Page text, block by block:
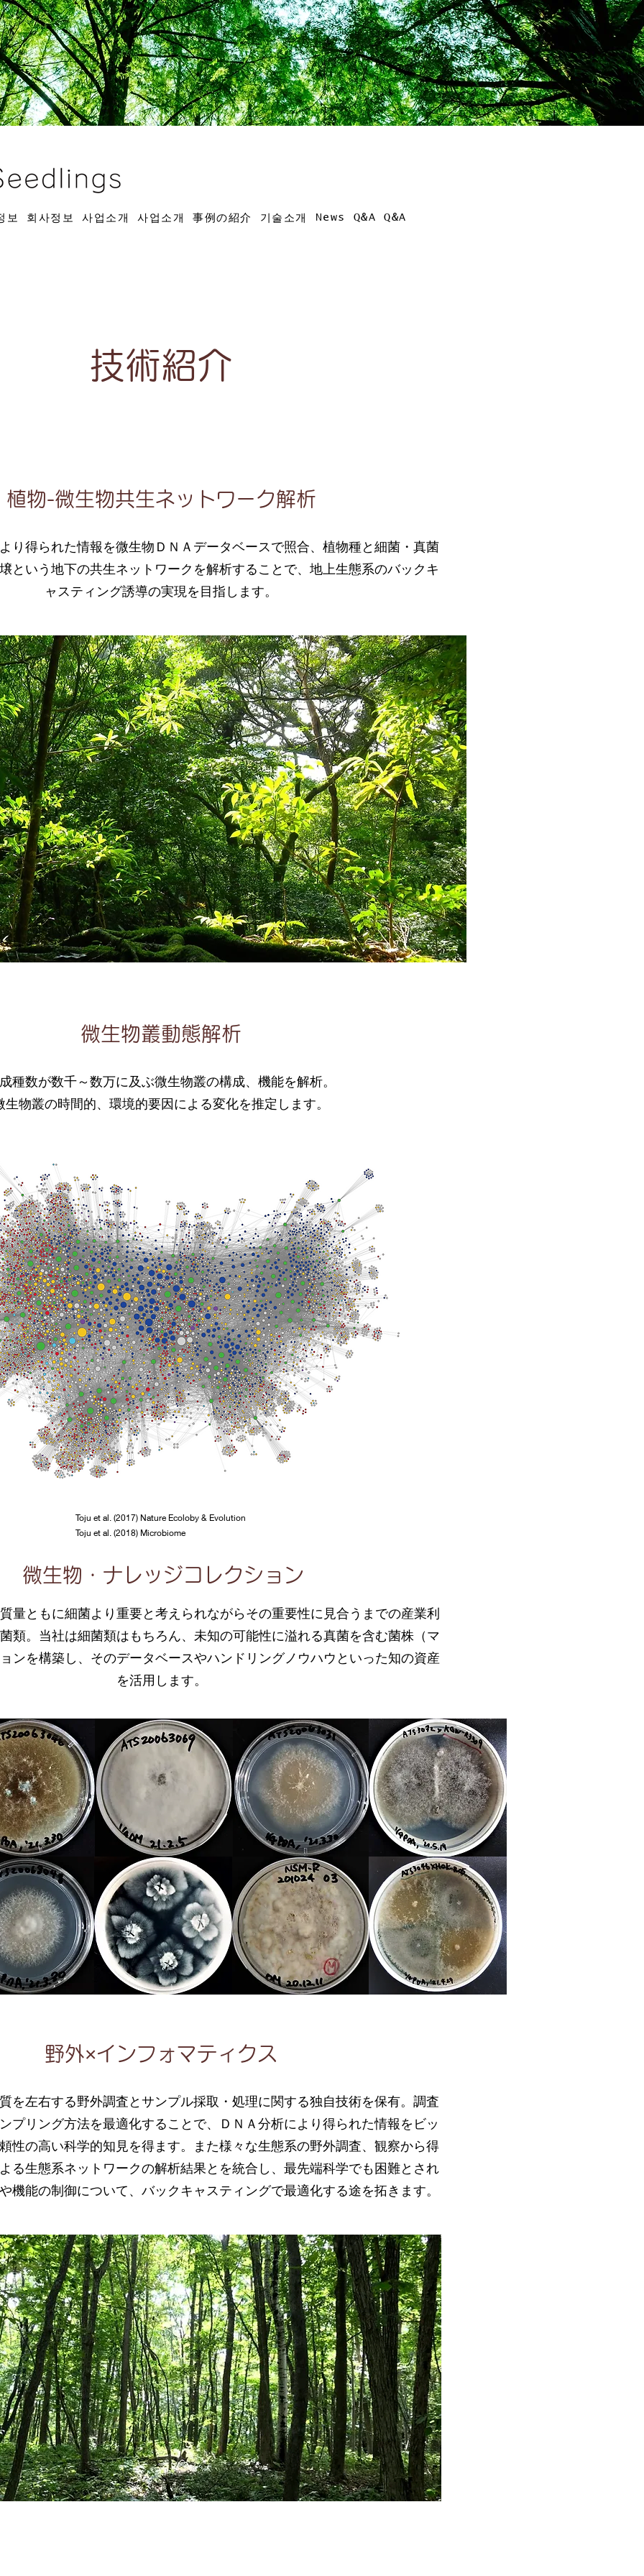
보 회사정보 사업소개 사업소개 事例の紹介 기술소개 News Q&A Q&A
種数が数千～数万に及ぶ微生物叢の構成、機能を解析。
微生物・ナレッジコレクション
類。当社は細菌類はもちろん、未知の可能性に溢れる真菌を含む菌株（マ
ンを構築し、そのデータベースやハンドリングノウハウといった知の資産
を活用します。
野外×インフォマティクス
プリング方法を最適化することで、ＤＮＡ分析により得られた情報をビッ
性の高い科学的知見を得ます。また様々な生態系の野外調査、観察から得
る生態系ネットワークの解析結果とを統合し、最先端科学でも困難とされ
機能の制御について、バックキャスティングで最適化する途を拓きます。
​​技術紹介
植物-微生物共生ネットワーク解析
り得られた情報を微生物ＤＮＡデータベースで照合、植物種と細菌・真菌
という地下の共生ネットワークを解析することで、地上生態系のバックキ
ャスティング誘導の実現を目指します。
微生物叢動態解析
種数が数千～数万に及ぶ微生物叢の構成、機能を解析。
生物叢の時間的、環境的要因による変化を推定します。
Toju et al. (2017) Nature Ecoloby & Evolution
Toju et al. (2018) Microbiome
微生物・ナレッジコレクション
量ともに細菌より重要と考えられながらその重要性に見合うまでの産業利
類。当社は細菌類はもちろん、未知の可能性に溢れる真菌を含む菌株（マ
ンを構築し、そのデータベースやハンドリングノウハウといった知の資産
を活用します。
野外×インフォマティクス
を左右する野外調査とサンプル採取・処理に関する独自技術を保有。調査
プリング方法を最適化することで、ＤＮＡ分析により得られた情報をビッ
性の高い科学的知見を得ます。また様々な生態系の野外調査、観察から得
る生態系ネットワークの解析結果とを統合し、最先端科学でも困難とされ
機能の制御について、バックキャスティングで最適化する途を拓きます。